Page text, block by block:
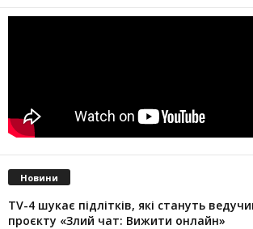
Новини
TV-4 шукає підлітків, які стануть
проєкту «Злий чат: Вижити онлайн»